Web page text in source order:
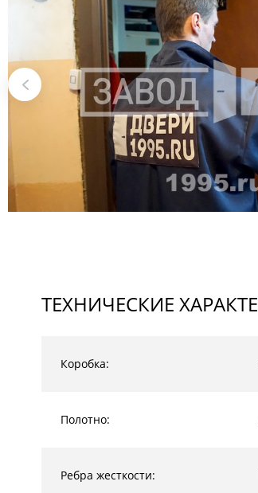
ТЕХНИЧЕСКИЕ
Коробка:
Полотно:
Ребра жесткости: